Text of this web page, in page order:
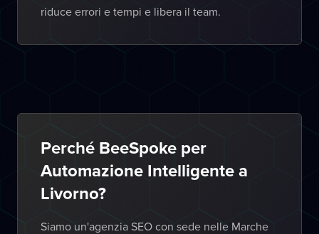
riduce errori e tempi e libera il team.
Perché BeeSpoke per
Automazione Intelligente a
Livorno?
Siamo un'agenzia SEO con sede nelle Marche